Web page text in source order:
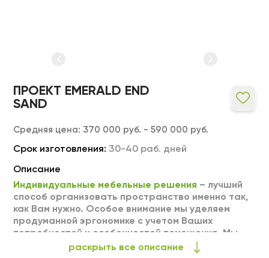
ПРОЕКТ EMERALD END
SAND
Средняя цена: 370 000 руб. - 590 000 руб.
Срок изготовления: 30-40 раб. дней
Описание
Индивидуальные мебельные решения – лучший
способ организовать пространство именно так,
как Вам нужно. Особое внимание мы уделяем
продуманной эргономике с учетом Ваших
потребностей и особенностей помещения. Мы
можем выполнить любое изделие на заказ по
раскрыть все описание